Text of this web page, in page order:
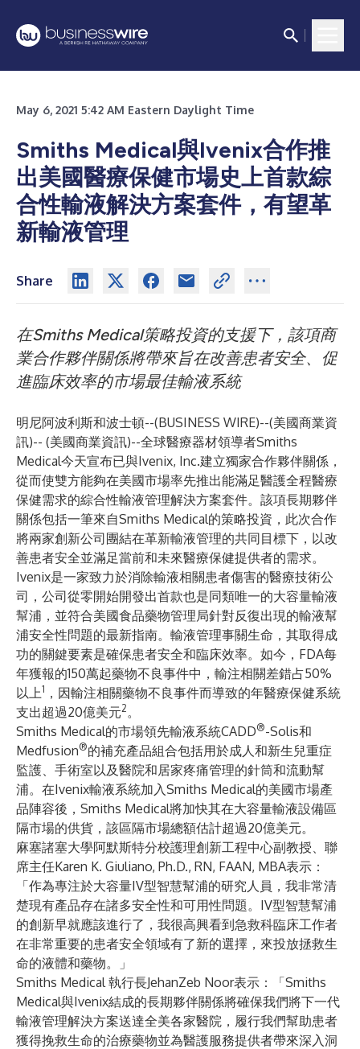
May 6, 2021 5:42 AM Eastern Daylight Time
Smiths Medical與Ivenix合作推
出美國醫療保健市場史上首款綜
合性輸液解決方案套件，有望革
新輸液管理
Share
在Smiths Medical策略投資的支援下，該項商
業合作夥伴關係將帶來旨在改善患者安全、促
進臨床效率的市場最佳輸液系統
明尼阿波利斯和波士頓--(BUSINESS WIRE)--(美國商業資
訊)-- (美國商業資訊)--全球醫療器材領導者Smiths
Medical今天宣布已與Ivenix, Inc.建立獨家合作夥伴關係，
從而使雙方能夠在美國市場率先推出能滿足醫護全程醫療
保健需求的綜合性輸液管理解決方案套件。該項長期夥伴
關係包括一筆來自Smiths Medical的策略投資，此次合作
將兩家創新公司團結在革新輸液管理的共同目標下，以改
善患者安全並滿足當前和未來醫療保健提供者的需求。
Ivenix是一家致力於消除輸液相關患者傷害的醫療技術公
司，公司從零開始開發出首款也是同類唯一的大容量輸液
幫浦，並符合美國食品藥物管理局針對反復出現的輸液幫
浦安全性問題的最新指南。輸液管理事關生命，其取得成
功的關鍵要素是確保患者安全和臨床效率。如今，FDA每
年獲報的150萬起藥物不良事件中，輸注相關差錯占50%
以上1 ，因輸注相關藥物不良事件而導致的年醫療保健系統
支出超過20億美元2。
Smiths Medical的市場領先輸液系統CADD®-Solis和
Medfusion®的補充產品組合包括用於成人和新生兒重症
監護、手術室以及醫院和居家疼痛管理的針筒和流動幫
浦。在Ivenix輸液系統加入Smiths Medical的美國市場產
品陣容後，Smiths Medical將加快其在大容量輸液設備區
隔市場的供貨，該區隔市場總額估計超過20億美元。
麻塞諸塞大學阿默斯特分校護理創新工程中心副教授、聯
席主任Karen K. Giuliano, Ph.D., RN, FAAN, MBA表示：
「作為專注於大容量IV型智慧幫浦的研究人員，我非常清
楚現有產品存在諸多安全性和可用性問題。IV型智慧幫浦
的創新早就應該進行了，我很高興看到急救科臨床工作者
在非常重要的患者安全領域有了新的選擇，來投放拯救生
命的液體和藥物。」
Smiths Medical 執行長JehanZeb Noor表示：「Smiths
Medical與Ivenix結成的長期夥伴關係將確保我們將下一代
輸液管理解決方案送達全美各家醫院，履行我們幫助患者
獲得挽救生命的治療藥物並為醫護服務提供者帶來深入洞